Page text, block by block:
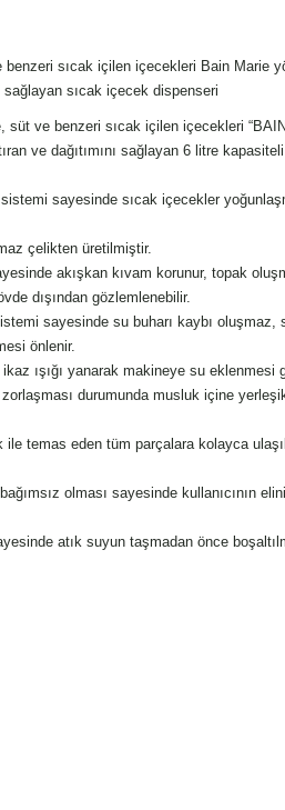
sıcak içilen içecekleri Bain Marie
sağlayan sıcak içecek dispenseri
ve benzeri sıcak içilen içecekleri
ve dağıtımını sağlayan 6 litre
sistemi sayesinde sıcak içecekler
çelikten üretilmiştir.
akışkan kıvam korunur, topak
dışından gözlemlenebilir.
sayesinde su buharı kaybı
önlenir.
ışığı yanarak makineye su eklenmesi
zorlaşması durumunda musluk içine
temas eden tüm parçalara kolayca
olması sayesinde kullanıcının
atık suyun taşmadan önce